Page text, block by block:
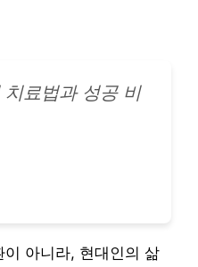
료법과 성공 비
아니라, 현대인의 삶